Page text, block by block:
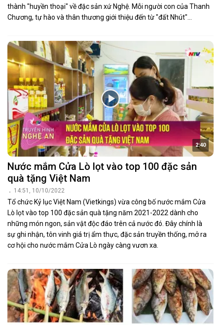
thành "huyền thoại" về đặc sản xứ Nghệ. Mỗi người con của Thanh
Chương, tự hào và thân thương giới thiệu đến từ "đất Nhút"...
2:40
Nước mắm Cửa Lò lọt vào top 100 đặc sản
quà tặng Việt Nam
14:51, 10/10/2022
Tổ chức Kỷ lục Việt Nam (Vietkings) vừa công bố nước mắm Cửa
Lò lọt vào top 100 đặc sản quà tặng năm 2021-2022 dành cho
những món ngon, sản vật độc đáo trên cả nước đó. Đây chính là
sự ghi nhận, tôn vinh giá trị ẩm thực, đặc sản truyền thống, mở ra
cơ hội cho nước mắm Cửa Lò ngày càng vươn xa.